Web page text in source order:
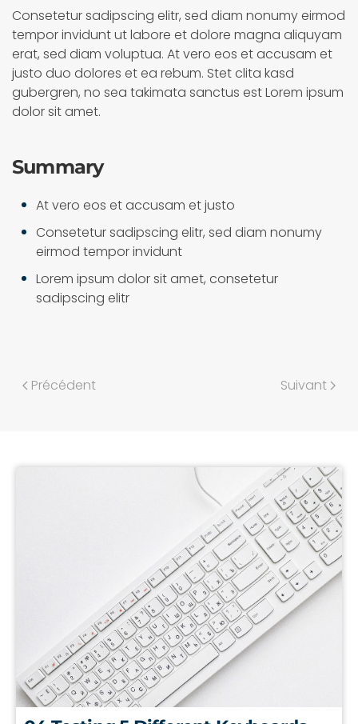
Consetetur sadipscing elitr, sed diam nonumy eirmod
tempor invidunt ut labore et dolore magna aliquyam
erat, sed diam voluptua. At vero eos et accusam et
justo duo dolores et ea rebum. Stet clita kasd
gubergren, no sea takimata sanctus est Lorem ipsum
dolor sit amet.
Summary
At vero eos et accusam et justo
Consetetur sadipscing elitr, sed diam nonumy
eirmod tempor invidunt
Lorem ipsum dolor sit amet, consetetur
sadipscing elitr
Précédent Suivant